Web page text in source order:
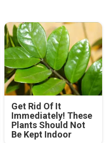
Get Rid Of It
Immediately! These
Plants Should Not
Be Kept Indoor